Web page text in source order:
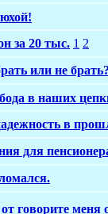
за 20 тыс. 1 2
или не брать?
в наших
в
для
говорите меня